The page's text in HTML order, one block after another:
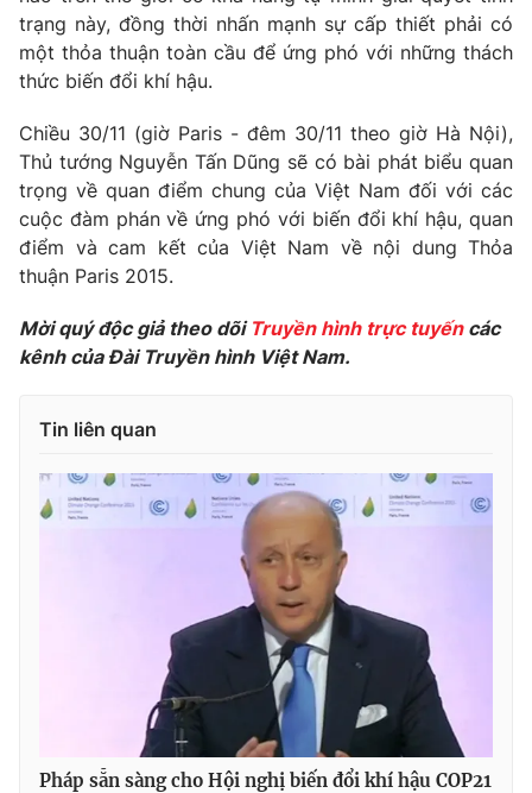
trạng này, đồng thời nhấn mạnh sự cấp thiết phải có
một thỏa thuận toàn cầu để ứng phó với những thách
thức biến đổi khí hậu.
Chiều 30/11 (giờ Paris - đêm 30/11 theo giờ Hà Nội),
Thủ tướng Nguyễn Tấn Dũng sẽ có bài phát biểu quan
trọng về quan điểm chung của Việt Nam đối với các
cuộc đàm phán về ứng phó với biến đổi khí hậu, quan
điểm và cam kết của Việt Nam về nội dung Thỏa
thuận Paris 2015.
Mời quý độc giả theo dõi Truyền hình trực tuyếncác
kênh của Đài Truyền hình Việt Nam.
Tin liên quan
Pháp sẵn sàng cho Hội nghị biến đổi khí hậu COP21